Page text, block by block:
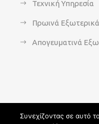
Τεχνική Υπηρεσία
Πρωινά Εξωτερικά
Απογευματινά
Συνεχίζοντας σε αυτό